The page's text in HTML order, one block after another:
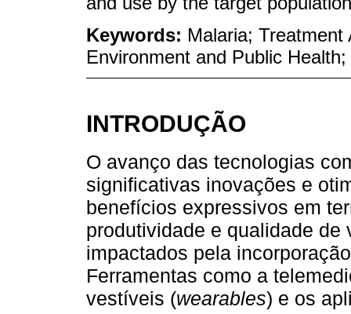
Keywords: Malaria; Treatment
Environment and Public
INTRODUÇÃO
O avanço das tecnologias
significativas inovações e
benefícios expressivos em
produtividade e qualidade
impactados pela
Ferramentas como a
vestíveis (wearables) e os